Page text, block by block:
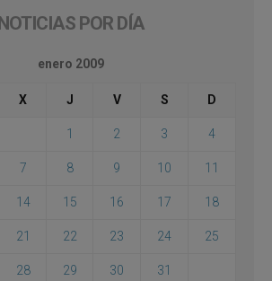
NOTICIAS POR DÍA
enero 2009
X J V S D
1 2 3 4
7 8 9 10 11
14 15 16 17 18
21 22 23 24 25
28 29 30 31